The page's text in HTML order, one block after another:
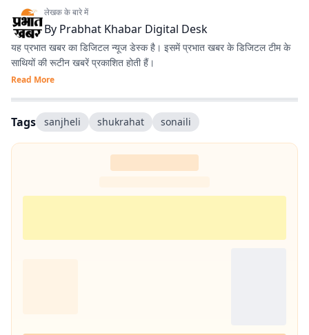
लेखक के बारे में
By Prabhat Khabar Digital Desk
यह प्रभात खबर का डिजिटल न्यूज डेस्क है। इसमें प्रभात खबर के डिजिटल टीम के
साथियों की रूटीन खबरें प्रकाशित होती हैं।
Read More
Tags sanjheli shukrahat sonaili